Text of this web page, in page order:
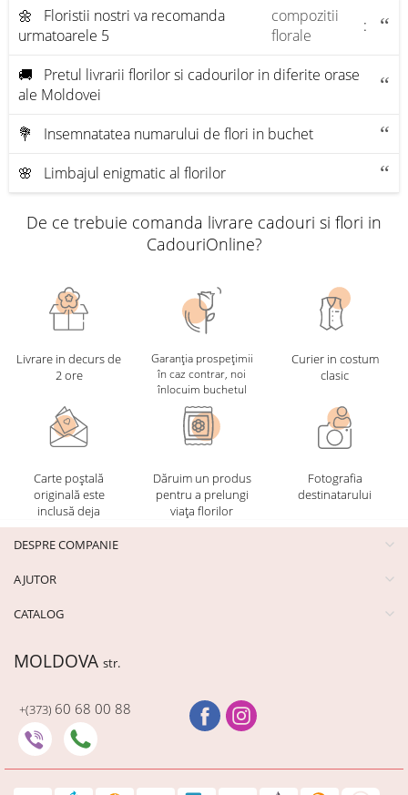
🌼 Floristii nostri va recomanda
urmatoarele 5
compozitii
florale
:
🚚 Pretul livrarii florilor si cadourilor in diferite orase
ale Moldovei
💐 Insemnatatea numarului de flori in buchet
🌸 Limbajul enigmatic al florilor
De ce trebuie comanda livrare cadouri si flori in
CadouriOnline?
Livrare in decurs de
2 ore
Garanția prospețimii
în caz contrar, noi
înlocuim buchetul
Curier in costum
clasic
Carte poștală
originală este
inclusă deja
Dăruim un produs
pentru a prelungi
viața florilor
Fotografia
destinatarului
DESPRE COMPANIE
AJUTOR
CATALOG
MOLDOVA str.
+(373) 60 68 00 88